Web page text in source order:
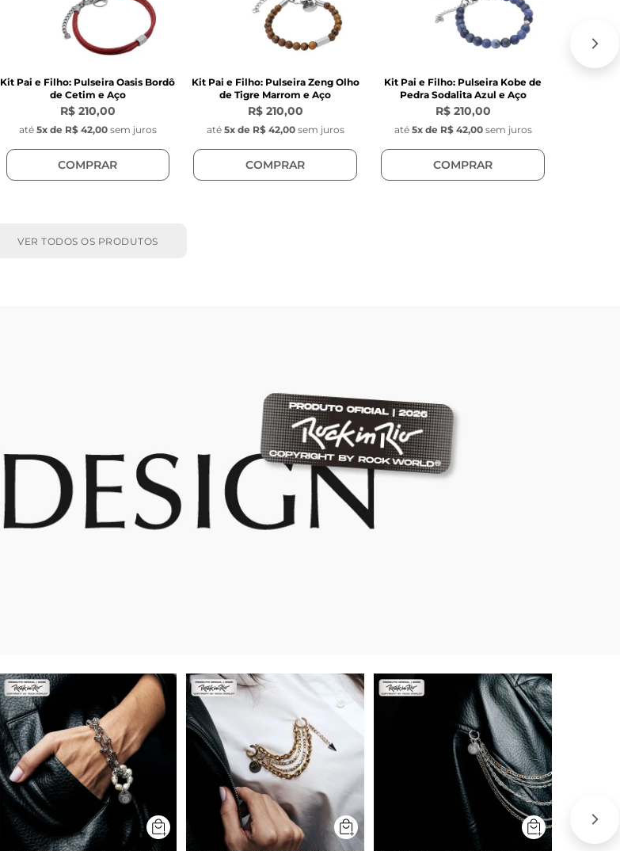
Kit Pai e Filho: Pulseira Oasis Bordô
de Cetim e Aço
R$ 210,00
até 5x de R$ 42,00 sem juros
COMPRAR
Kit Pai e Filho: Pulseira Zeng Olho
de Tigre Marrom e Aço
R$ 210,00
até 5x de R$ 42,00 sem juros
COMPRAR
Kit Pai e Filho: Pulseira Kobe de
Pedra Sodalita Azul e Aço
R$ 210,00
até 5x de R$ 42,00 sem juros
COMPRAR
VER TODOS OS PRODUTOS